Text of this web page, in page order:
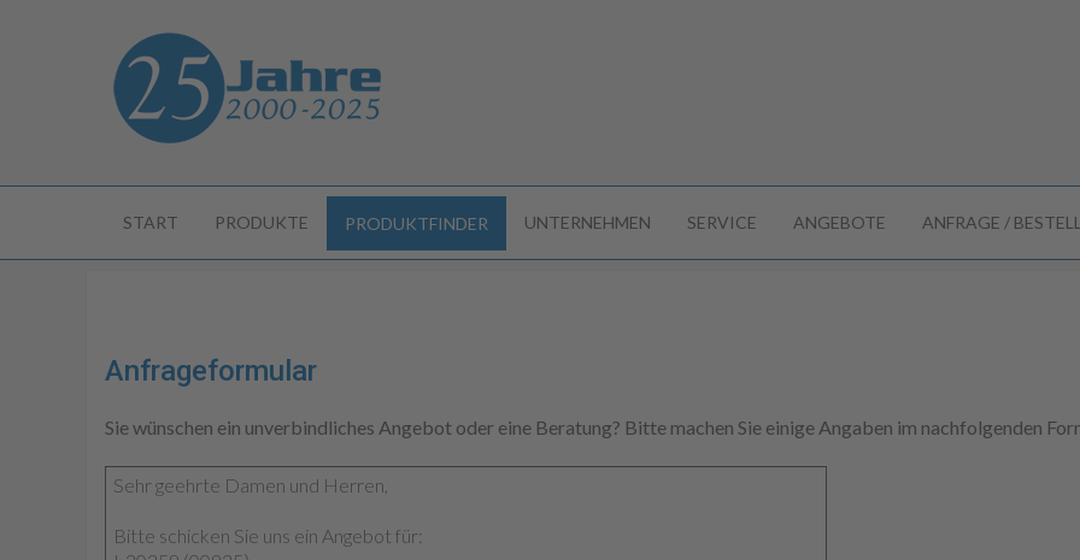
START PRODUKTE PRODUKTFINDER UNTERNEHMEN SERVICE ANGEBOTE ANFRAGE /
Anfrageformular
Sie wünschen ein unverbindliches Angebot oder eine Beratung? Bitte machen Sie einige Angaben im nachfolgenden